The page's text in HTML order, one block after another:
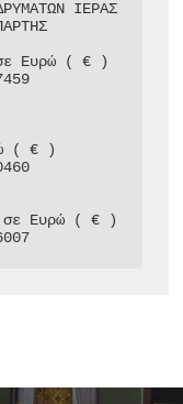
ΙΕΡΑΣ
σε Ευρώ ( € )
( € )
σε Ευρώ ( € )